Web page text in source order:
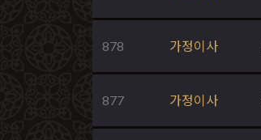
878 가정이사
877 가정이사